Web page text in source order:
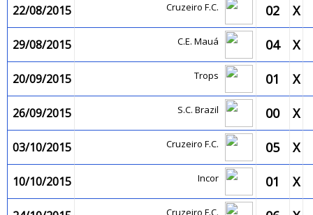
22/08/2015
Cruzeiro F.C. 02 X
29/08/2015 C.E. Mauá 04 X
20/09/2015 Trops 01 X
26/09/2015 S.C. Brazil 00 X
03/10/2015 Cruzeiro F.C. 05 X
10/10/2015 Incor 01 X
Cruzeiro F.C.